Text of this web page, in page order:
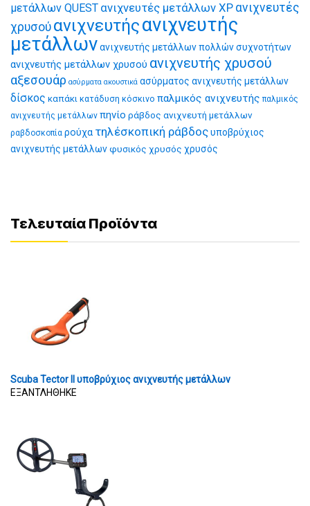
μετάλλων QUEST ανιχνευτές μετάλλων XP ανιχνευτές
χρυσού ανιχνευτήςανιχνευτής
μετάλλωνανιχνευτής μετάλλων πολλών συχνοτήτων
ανιχνευτής μετάλλων χρυσού ανιχνευτής χρυσού
αξεσουάρ ασύρματα ακουστικά ασύρματος ανιχνευτής μετάλλων
δίσκος καπάκι κατάδυση κόσκινο παλμικός ανιχνευτής παλμικός
ανιχνευτής μετάλλων πηνίο ράβδος ανιχνευτή μετάλλων
ραβδοσκοπία ρούχα τηλέσκοπική ράβδοςυποβρύχιος
ανιχνευτής μετάλλωνφυσικός χρυσός χρυσός
Τελευταία Προϊόντα
Scuba Tector II υποβρύχιος ανιχνευτής μετάλλων
ΕΞΑΝΤΛΗΘΗΚΕ